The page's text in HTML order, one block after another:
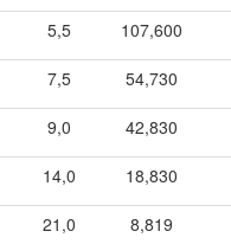
5,5 107,600
7,5 54,730
9,0 42,830
14,0 18,830
21,0 8,819